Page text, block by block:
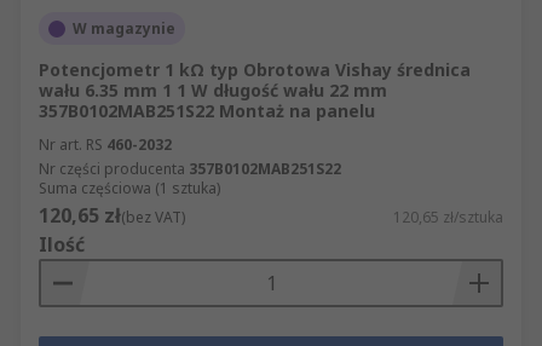
W magazynie
Potencjometr 1 kΩ typ Obrotowa Vishay średnica
wału 6.35 mm 1 1 W długość wału 22 mm
357B0102MAB251S22 Montaż na panelu
Nr art. RS 460-2032
Nr części producenta 357B0102MAB251S22
Suma częściowa (1 sztuka)
120,65 zł(bez VAT) 120,65 zł/sztuka
Ilość